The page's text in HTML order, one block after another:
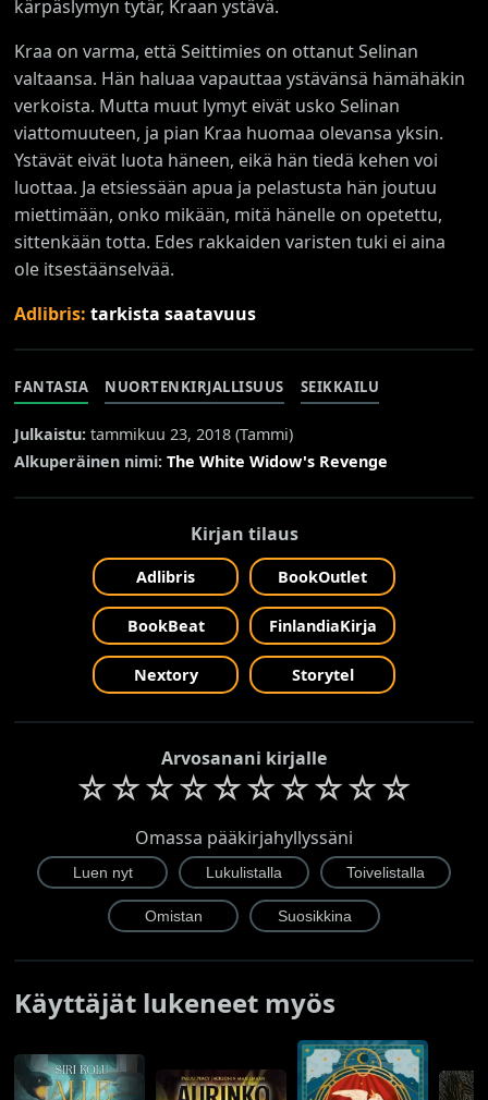
kärpäslymyn tytär, Kraan ystävä.
Kraa on varma, että Seittimies on ottanut Selinan
valtaansa. Hän haluaa vapauttaa ystävänsä hämähäkin
verkoista. Mutta muut lymyt eivät usko Selinan
viattomuuteen, ja pian Kraa huomaa olevansa yksin.
Ystävät eivät luota häneen, eikä hän tiedä kehen voi
luottaa. Ja etsiessään apua ja pelastusta hän joutuu
miettimään, onko mikään, mitä hänelle on opetettu,
sittenkään totta. Edes rakkaiden varisten tuki ei aina
ole itsestäänselvää.
Adlibris:tarkista saatavuus
FANTASIA NUORTENKIRJALLISUUS SEIKKAILU
Julkaistu: tammikuu 23, 2018 (Tammi)
Alkuperäinen nimi: The White Widow's Revenge
Kirjan tilaus
Adlibris BookOutlet
BookBeat FinlandiaKirja
Nextory Storytel
Arvosanani kirjalle
☆☆☆☆☆☆☆☆☆☆
Omassa pääkirjahyllyssäni
Käyttäjät lukeneet myös